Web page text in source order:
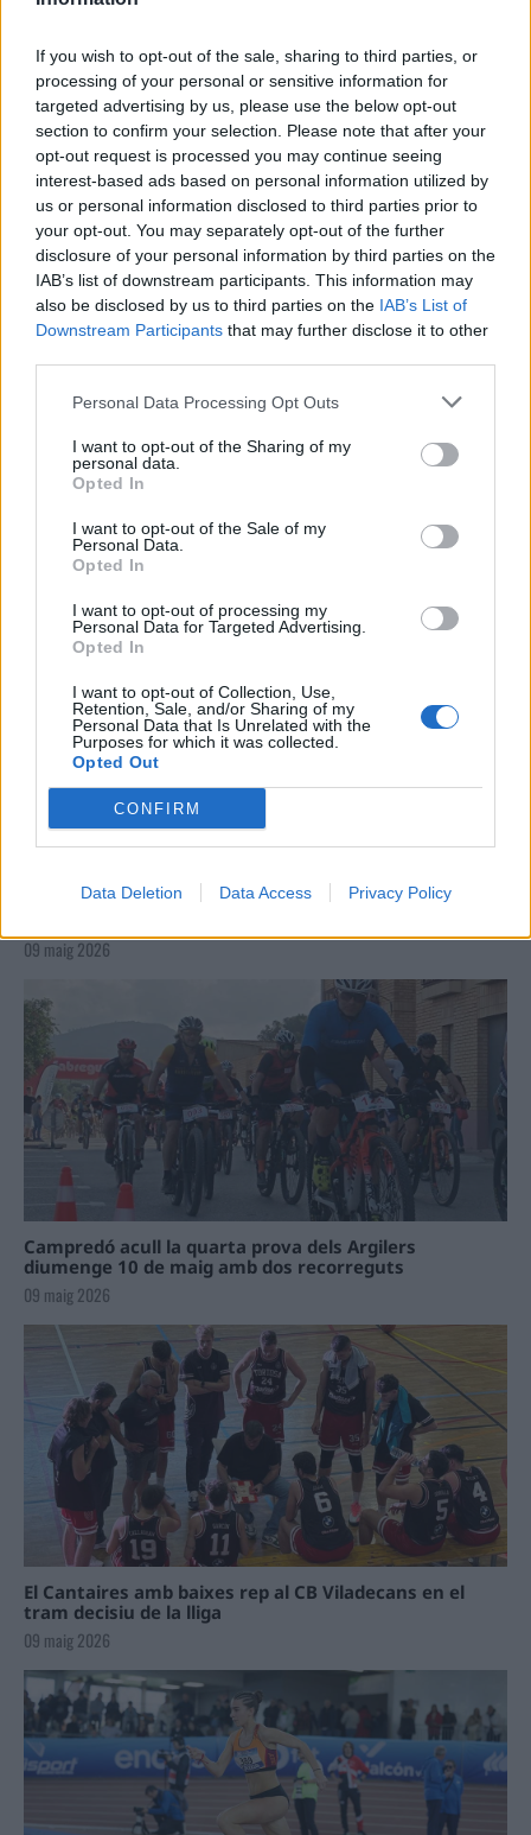
If you wish to opt-out of the sale, sharing to third parties, or
processing of your personal or sensitive information for
targeted advertising by us, please use the below opt-out
section to confirm your selection. Please note that after your
opt-out request is processed you may continue seeing
interest-based ads based on personal information utilized by
us or personal information disclosed to third parties prior to
your opt-out. You may separately opt-out of the further
disclosure of your personal information by third parties on the
IAB’s list of downstream participants. This information may
also be disclosed by us to third parties on the IAB’s List of
Downstream Participants that may further disclose it to other
Personal Data Processing Opt Outs
I want to opt-out of the Sharing of my
personal data.
Opted In
I want to opt-out of the Sale of my
Personal Data.
Opted In
I want to opt-out of processing my
Personal Data for Targeted Advertising.
Opted In
I want to opt-out of Collection, Use,
Retention, Sale, and/or Sharing of my
Personal Data that Is Unrelated with the
Purposes for which it was collected.
Opted Out
CONFIRM
Data Deletion Data Access Privacy Policy
Els vestits de paper guanyen força
enguany amb més modistes i gairebé
40 peces a concurs
31 de juliol de 2026
“L’eclipsi serà una oportunitat també
per a gaudir de les Festes Majors
d’Amposta”
31 de juliol de 2026
Festes
31 de juliol de 2026
La Cursa de l’Aldea segona d’etiqueta d’or de la
09 maig 2026
Campredó acull la quarta prova dels Argilers
diumenge 10 de maig amb dos recorreguts
09 maig 2026
El Cantaires amb baixes rep al CB Viladecans en el
tram decisiu de la lliga
09 maig 2026